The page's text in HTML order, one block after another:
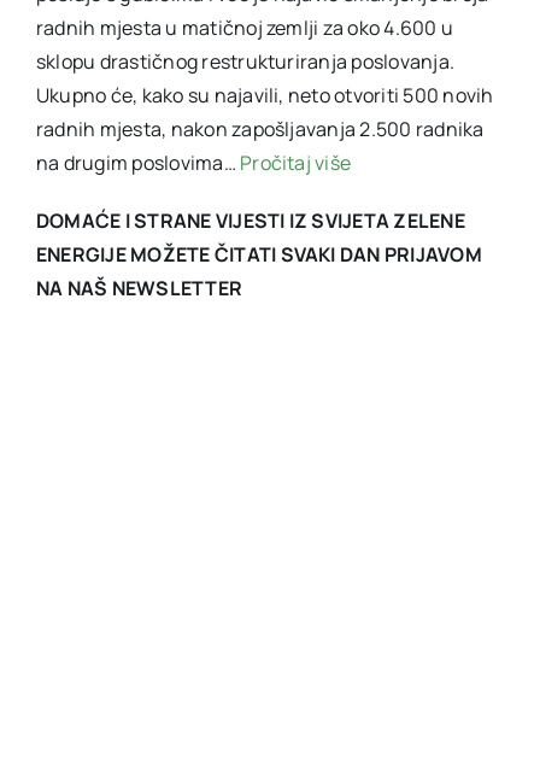
radnih mjesta u matičnoj zemlji za oko 4.600 u
sklopu drastičnog restrukturiranja poslovanja.
Ukupno će, kako su najavili, neto otvoriti 500 novih
radnih mjesta, nakon zapošljavanja 2.500 radnika
na drugim poslovima… Pročitaj više
DOMAĆE I STRANE VIJESTI IZ SVIJETA ZELENE
ENERGIJE MOŽETE ČITATI SVAKI DAN PRIJAVOM
NA NAŠ NEWSLETTER